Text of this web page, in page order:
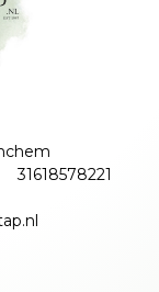
31618578221